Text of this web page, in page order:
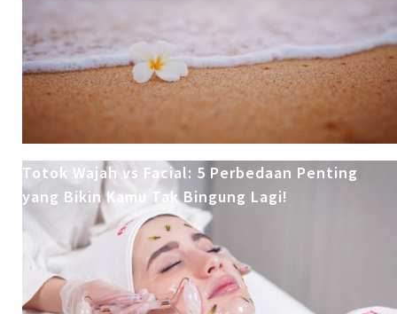
Totok Wajah vs Facial: 5 Perbedaan Penting
yang Bikin Kamu Tak Bingung Lagi!